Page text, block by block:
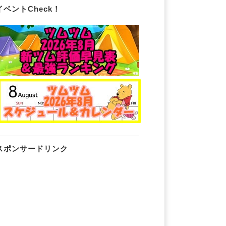
ベントCheck！
ポンサードリンク